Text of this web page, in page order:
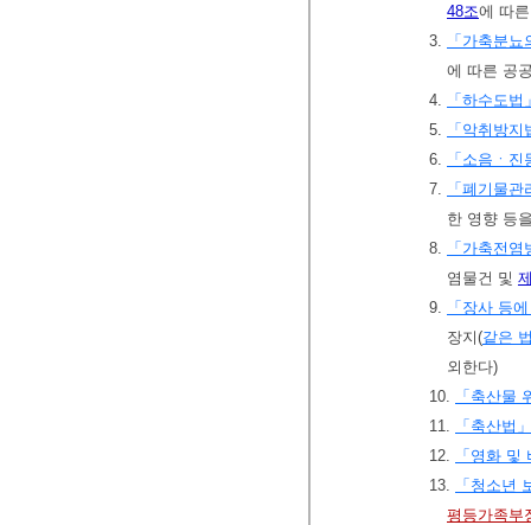
48조에 따
3.
「가축분
에 따른 공
4.
「하수도법
5.
「악취방지
6.
「소음ㆍ
7.
「폐기물관
한 영향 등
8.
「가축전
염물건 및
9.
「장사 등
장지(같은
외한다)
10.
「축산물
11.
「축산법」
12.
「영화
13.
「청소년
평등가족부